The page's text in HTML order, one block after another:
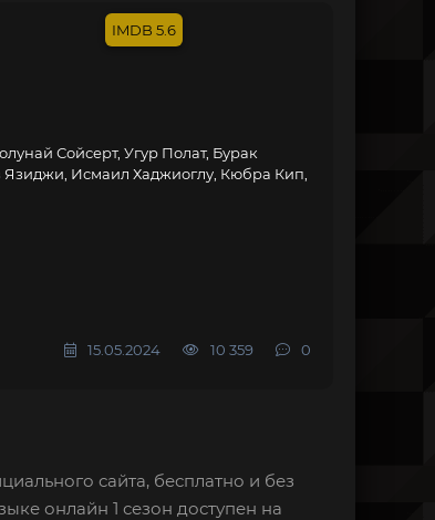
5.6
Сойсерт, Угур Полат, Бурак
Исмаил Хаджиоглу, Кюбра Кип,
15.05.2024 10 359 0
сайта, бесплатно и без
онлайн 1 сезон доступен на